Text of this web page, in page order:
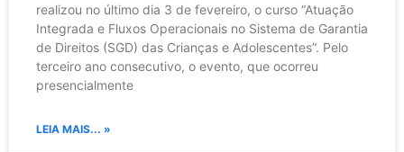
realizou no último dia 3 de fevereiro, o curso “Atuação
Integrada e Fluxos Operacionais no Sistema de Garantia
de Direitos (SGD) das Crianças e Adolescentes”. Pelo
terceiro ano consecutivo, o evento, que ocorreu
presencialmente
LEIA MAIS... »